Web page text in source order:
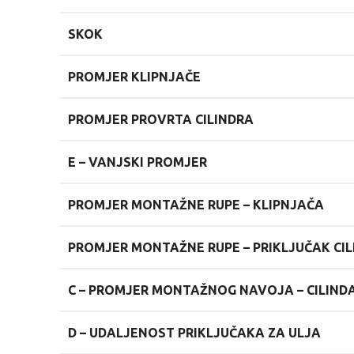
SKOK
PROMJER KLIPNJAČE
PROMJER PROVRTA CILINDRA
E – VANJSKI PROMJER
PROMJER MONTAŽNE RUPE – KLIPNJAČA
PROMJER MONTAŽNE RUPE – PRIKLJUČAK
C – PROMJER MONTAŽNOG NAVOJA –
D – UDALJENOST PRIKLJUČAKA ZA ULJA